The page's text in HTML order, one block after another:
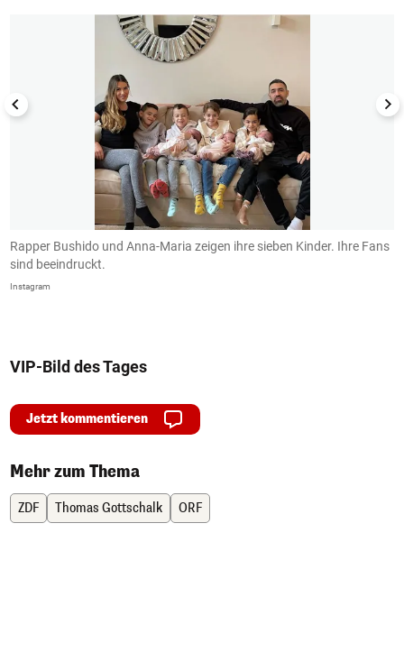
Rapper Bushido und Anna-Maria zeigen ihre sieben Kinder. Ihre Fans
sind beeindruckt.
Instagram
VIP-Bild des Tages
Jetzt kommentieren
Mehr zum Thema
ZDF Thomas Gottschalk ORF